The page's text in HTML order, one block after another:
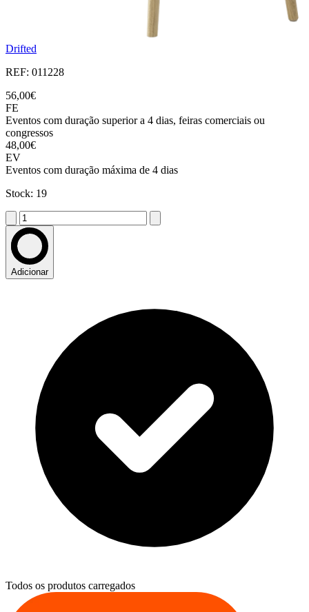
Drifted
REF: 011228
56,00€
FE
Eventos com duração superior a 4 dias, feiras comerciais ou
congressos
48,00€
EV
Eventos com duração máxima de 4 dias
Stock: 19
Adicionar
Todos os produtos carregados